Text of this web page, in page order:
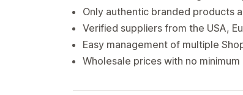
Only authentic branded products
Verified suppliers from the USA,
Easy management of multiple
Wholesale prices with no minimum